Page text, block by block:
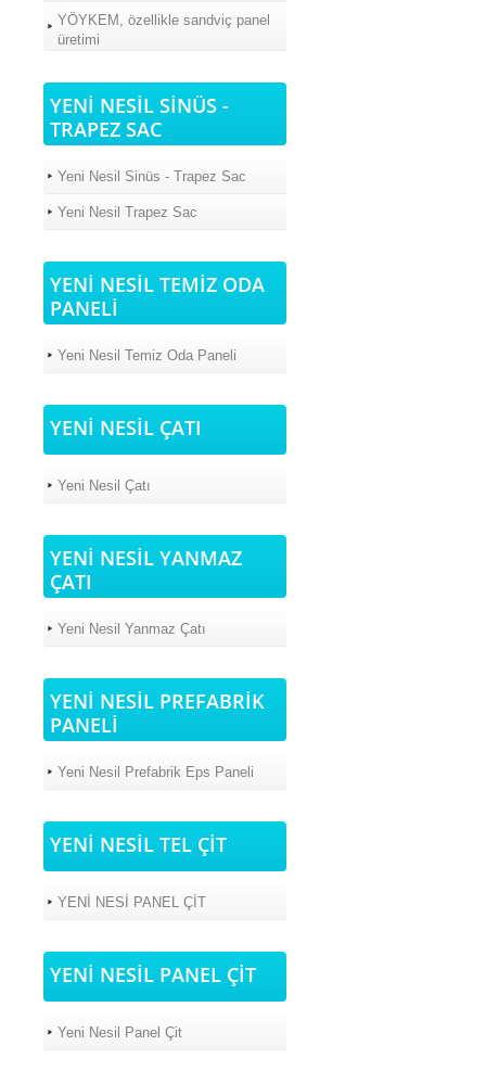
YÖYKEM, özellikle sandviç panel
üretimi
YENİ NESİL SİNÜS -
TRAPEZ SAC
Yeni Nesil Sinüs - Trapez Sac
Yeni Nesil Trapez Sac
YENİ NESİL TEMİZ ODA
PANELİ
Yeni Nesil Temiz Oda Paneli
YENİ NESİL ÇATI
Yeni Nesil Çatı
YENİ NESİL YANMAZ
ÇATI
Yeni Nesil Yanmaz Çatı
YENİ NESİL PREFABRİK
PANELİ
Yeni Nesil Prefabrik Eps Paneli
YENİ NESİL TEL ÇİT
YENİ NESİ PANEL ÇİT
YENİ NESİL PANEL ÇİT
Yeni Nesil Panel Çit